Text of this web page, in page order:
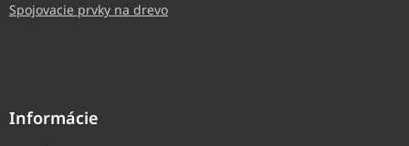
Spojovacie prvky na drevo
Informácie